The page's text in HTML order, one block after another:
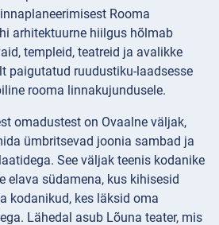
Rooma
arhitektuurne hiilgus hõlmab
templeid, teatreid ja avalikke
paigutatud ruudustiku-laadsesse
rooma linnakujundusele.
omadustest on Ovaalne väljak,
ümbritsevad joonia sambad ja
See väljak teenis kodanike
elava südamena, kus kihisesid
kodanikud, kes läksid oma
Lähedal asub Lõuna teater, mis